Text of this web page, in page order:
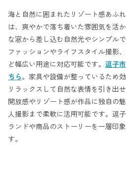
海と自然に囲まれたリゾート感あふ
は、爽やかで落ち着いた雰囲気を活
な窓から差し込む自然光やシンプル
ファッションやライフスタイル撮影
ど幅広い用途に対応可能です。 逗子
ちら。家具や設備が整っているため
リラックスして自然な表情を引き出
開放感やリゾート感が作品に独自の
人撮影まで柔軟に活用可能です。逗
ランドや商品のストーリーを一層印
す。